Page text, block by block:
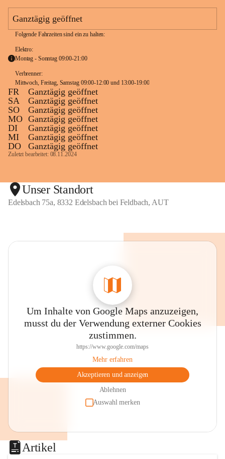
m
Ganztägig geöffnet
Folgende Fahrzeiten sind ein zu halten:
Elektro:
Montag - Sonntag 09:00-21:00
Verbrenner:
Mittwoch, Freitag, Samstag 09:00-12:00 und 13:00-19:00
FR
Ganztägig geöffnet
SA
Ganztägig geöffnet
SO
Ganztägig geöffnet
MO Ganztägig geöffnet
DI
Ganztägig geöffnet
MI
Ganztägig geöffnet
DO
Ganztägig geöffnet
Zuletzt bearbeitet: 08.11.2024
Unser Standort
Edelsbach 75a, 8332 Edelsbach bei Feldbach, AUT
Um Inhalte von Google Maps anzuzeigen,
musst du der Verwendung externer Cookies
zustimmen.
https://www.google.com/maps
Mehr erfahren
Akzeptieren und anzeigen
Ablehnen
Auswahl merken
Artikel